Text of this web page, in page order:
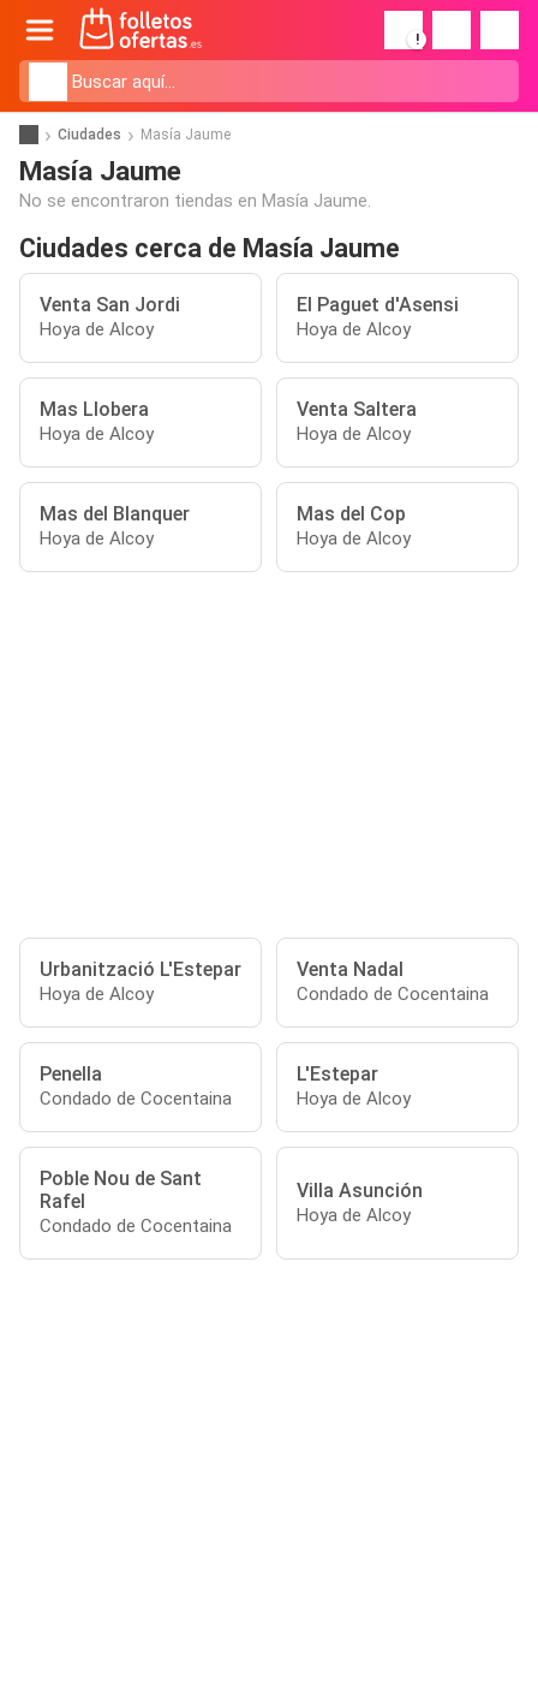
!
Ciudades Masía Jaume
Masía Jaume
No se encontraron tiendas en Masía Jaume.
Ciudades cerca de Masía Jaume
Venta San Jordi
Hoya de Alcoy
El Paguet d'Asensi
Hoya de Alcoy
Mas Llobera
Hoya de Alcoy
Venta Saltera
Hoya de Alcoy
Mas del Blanquer
Hoya de Alcoy
Mas del Cop
Hoya de Alcoy
Urbanització L'Estepar
Hoya de Alcoy
Venta Nadal
Condado de Cocentaina
Penella
Condado de Cocentaina
L'Estepar
Hoya de Alcoy
Poble Nou de Sant
Rafel
Condado de Cocentaina
Villa Asunción
Hoya de Alcoy